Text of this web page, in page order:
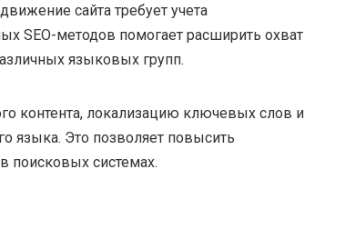
сайта требует учета
SEO-методов помогает расширить охват
языковых групп.
контента, локализацию ключевых слов и
языка. Это позволяет повысить
поисковых системах.